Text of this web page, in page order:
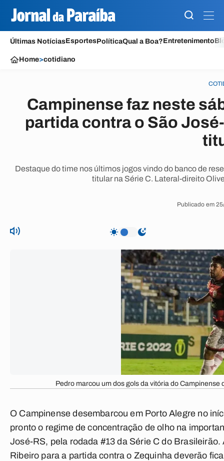
Últimas NotíciasEsportesPolíticaQual a Boa?Entretenimento
Home>cotidiano
Campinense faz neste
partida contra o São
Destaque do time nos últimos jogos vindo do banco de
titular na Série C. Lateral-direito
Publicado em
Pedro marcou um dos gols da vitória do
O Campinense desembarcou em Porto Alegre no
pronto o regime de concentração de olho na
José-RS, pela rodada #13 da Série C do
Ribeiro para a partida contra o Zequinha deverão